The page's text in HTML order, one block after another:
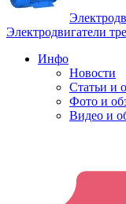
Электродвигатели
Инфо
Новости
Статьи и
Фото и
Видео и